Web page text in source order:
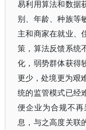
易利用算法和数据
别、年龄、种族等
主和商家在就业、
策，算法反馈系统
化，弱势群体获得
更少，处境更为艰
统的监管模式已经
便企业为合规不
息，与之高度关联